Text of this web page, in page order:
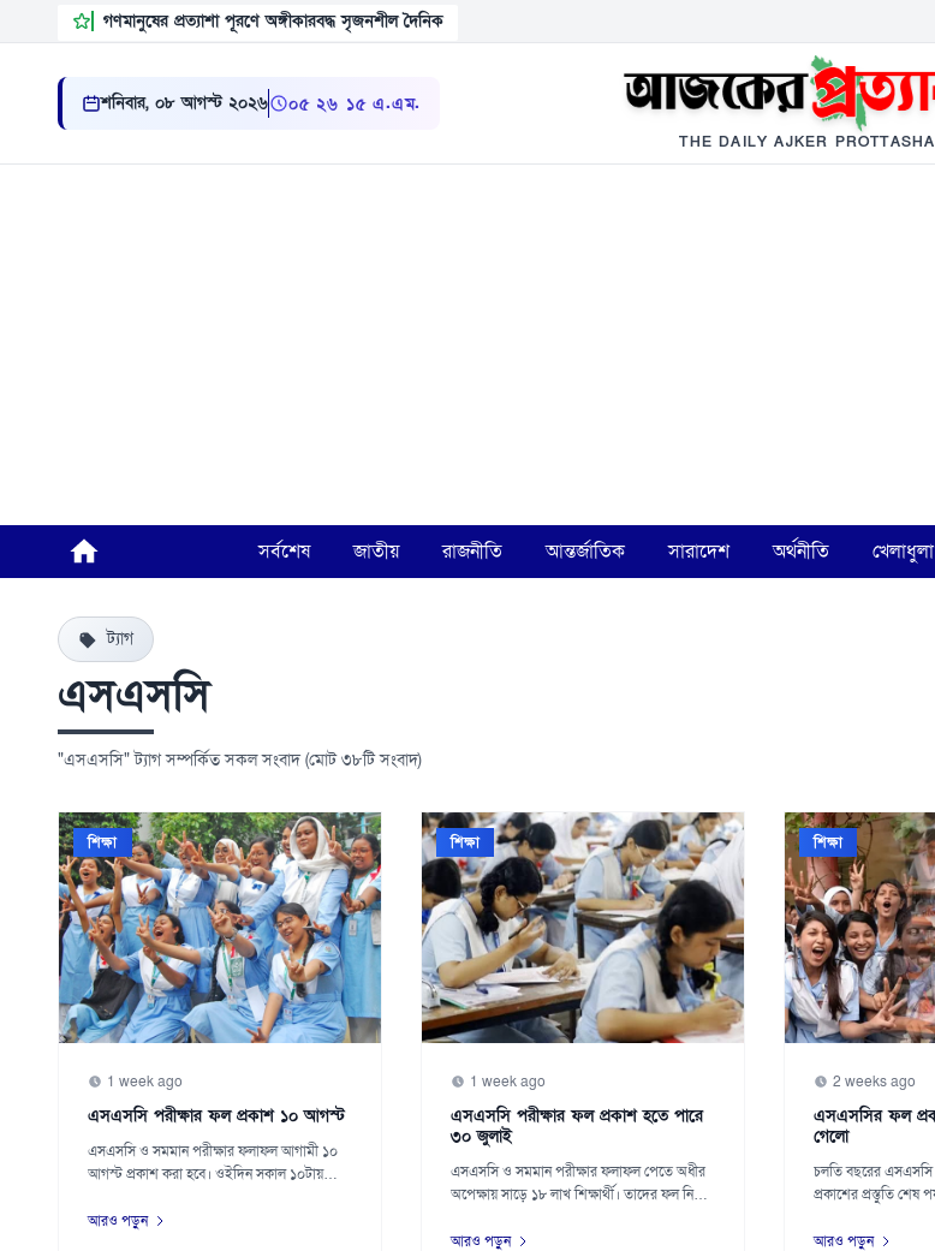
গণমানুষের প্রত্যাশা পূরণে অঙ্গীকারবদ্ধ সৃজনশীল দৈনিক
শনিবার, ০৮ আগস্ট ২০২৬ ০৫:২৬:১৬ এ.এম.
THE DAILY AJKER PROTTASHA
সর্বশেষ জাতীয় রাজনীতি আন্তর্জাতিক সারাদেশ অর্থনীতি খেলাধুলা
ট্যাগ
এসএসসি
"এসএসসি" ট্যাগ সম্পর্কিত সকল সংবাদ (মোট ৩৮টি সংবাদ)
শিক্ষা
1 week ago
এসএসসি পরীক্ষার ফল প্রকাশ ১০ আগস্ট
এসএসসি ও সমমান পরীক্ষার ফলাফল আগামী ১০
আগস্ট প্রকাশ করা হবে। ওইদিন সকাল ১০টায়
আরও পড়ুন
শিক্ষা
1 week ago
এসএসসি পরীক্ষার ফল প্রকাশ হতে পারে
৩০ জুলাই
এসএসসি ও সমমান পরীক্ষার ফলাফল পেতে অধীর
অপেক্ষায় সাড়ে ১৮ লাখ শিক্ষার্থী। তাদের ফল নিয়ে
আরও পড়ুন
শিক্ষা
2 weeks ago
এসএসসির ফল
গেলো
চলতি বছরের এসএসসি
প্রকাশের প্রস্তুতি শেষ
আরও পড়ুন